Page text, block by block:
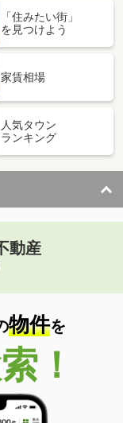
「住みたい街」
を見つけよう
家賃相場
人気タウン
ランキング
動産
物件を
！